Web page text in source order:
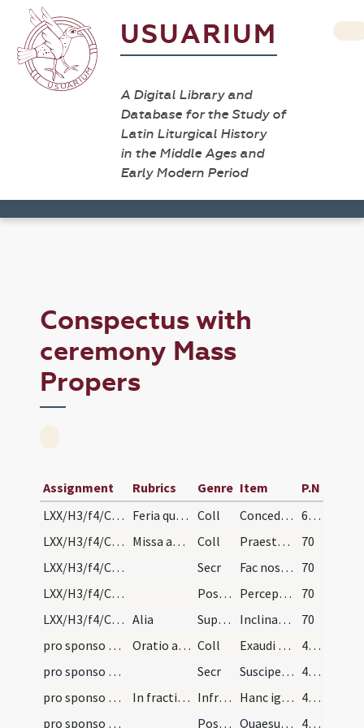
USUARIUM
A Digital Library and
Database for the Study of
Latin Liturgical History
in the Middle Ages and
Early Modern Period
Conspectus with
ceremony Mass
Propers
Assignment Rubrics Genre Item
P.N
LXX/H3/f4/Cinerum/M2/Mass Propers/1
Feria quarta collecta ad sanctam Anastasiam Coll Concede nobis Domine praesidia ... muniamur auxiliis.
69 (16r)
LXX/H3/f4/Cinerum/M2/Mass Propers/2
Missa ad sanctam Sabinam Coll Praesta Domine fidelibus ... devotione percurrant.
70
LXX/H3/f4/Cinerum/M2/Mass Propers
Secr Fac nos quaesumus Domine ... celebramus exordium. 70
LXX/H3/f4/Cinerum/M2/Mass Propers
Postcomm Percepta nobis Domine ... proficiant ad medelam.
70
LXX/H3/f4/Cinerum/M2/Mass Propers Alia Superpop Inclinantes se Domine ... nutriantur auxiliis.
70
pro sponso et sponsa/M2/Mass Propers
Oratio ad sponsas velandas Coll Exaudi nos ... ut quod nostro ministratur officio ... potius impleatur.
403 (182r)
pro sponso et sponsa/M2/Mass Propers
Secr Suscipe quaesumus Domine pro sacra conubii lege ... esto dispositor.
403 (182r)
pro sponso et sponsa/M2/Mass Propers
In fractione Infracan Hanc igitur oblationem famulorum tuorum quam tibi offerunt pro famula tua illa quam perducere ... copulare digneris.
403 (182r)
pro sponso et sponsa/M2/Mass Propers
Postcomm Quaesumus omnipotens Deus instituta providentiae tuae ... pace custodias. 406 (183v)